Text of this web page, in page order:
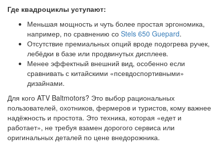
Где квадроциклы уступают:
Меньшая мощность и чуть более простая эргономика,
например, по сравнению со Stels 650 Guepard.
Отсутствие премиальных опций вроде подогрева ручек,
лебёдки в базе или продвинутых дисплеев.
Менее эффектный внешний вид, особенно если
сравнивать с китайскими «псевдоспортивными»
дизайнами.
Для кого ATV Baltmotors? Это выбор рациональных
пользователей, охотников, фермеров и туристов, кому важнее
надёжность и простота. Это техника, которая «едет и
работает», не требуя взамен дорогого сервиса или
оригинальных деталей по цене внедорожника.